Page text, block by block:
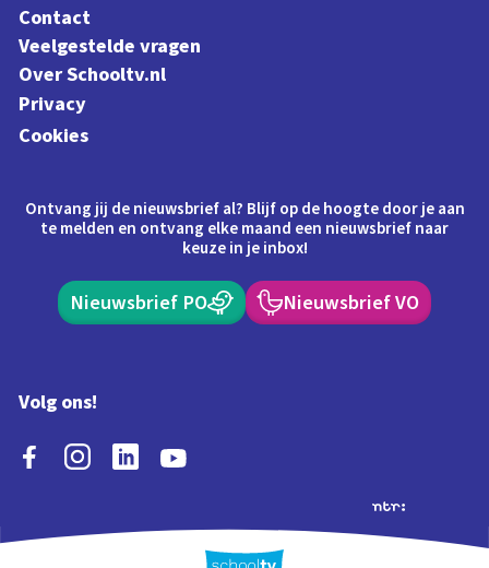
Contact
Veelgestelde vragen
Over Schooltv.nl
Privacy
Cookies
Ontvang jij de nieuwsbrief al? Blijf op de hoogte door je aan
te melden en ontvang elke maand een nieuwsbrief naar
keuze in je inbox!
Nieuwsbrief PO Nieuwsbrief VO
Volg ons!